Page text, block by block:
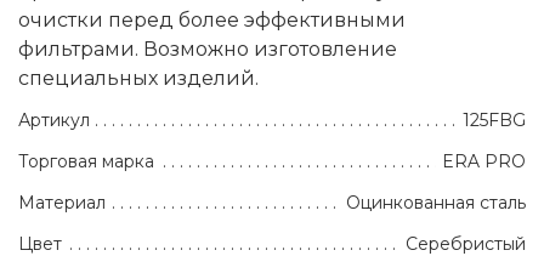
очистки перед более эффективными
фильтрами. Возможно изготовление
специальных изделий.
Артикул
125FBG
Торговая марка
ERA PRO
Материал
Оцинкованная сталь
Цвет
Серебристый